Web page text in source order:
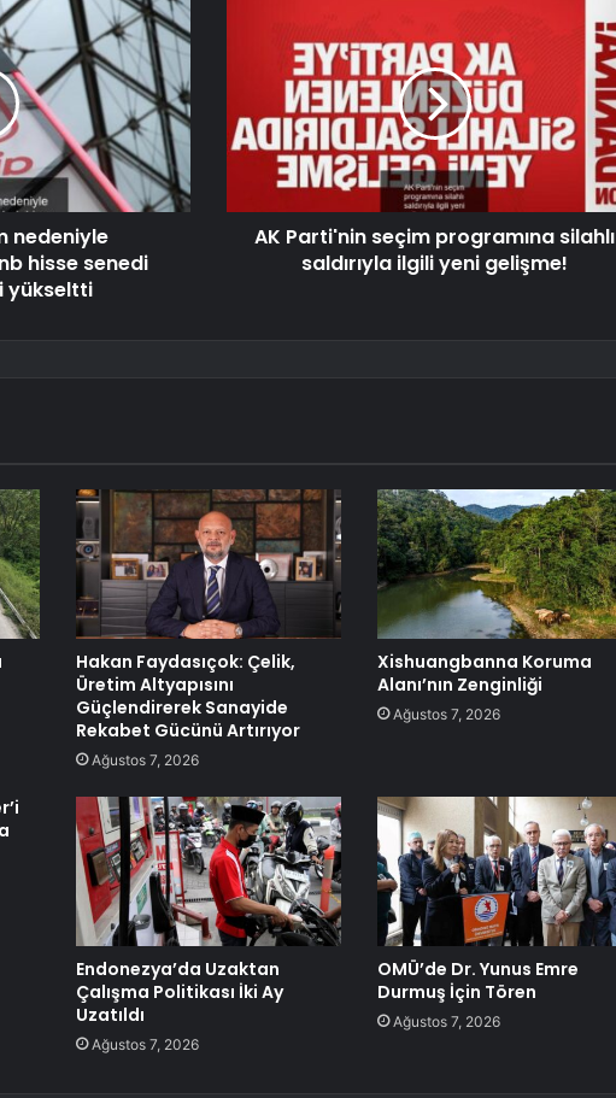
nedeniyle
hisse senedi
yükseltti
AK Parti'nin seçim programına silahlı
saldırıyla ilgili yeni gelişme!
Hakan Faydasıçok: Çelik,
Üretim Altyapısını
Güçlendirerek Sanayide
Rekabet Gücünü Artırıyor
Ağustos 7, 2026
Xishuangbanna Koruma
Alanı’nın Zenginliği
Ağustos 7, 2026
Endonezya’da Uzaktan
Çalışma Politikası İki Ay
Uzatıldı
Ağustos 7, 2026
OMÜ’de Dr. Yunus Emre
Durmuş İçin Tören
Ağustos 7, 2026